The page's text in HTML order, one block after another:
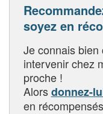
soyez en
Je connais bien
intervenir chez
proche !
Alorsdonnez-
en